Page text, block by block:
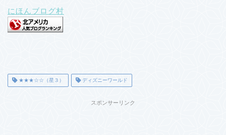
にほんブログ村
★★★☆☆（星３） ディズニーワールド
スポンサーリンク